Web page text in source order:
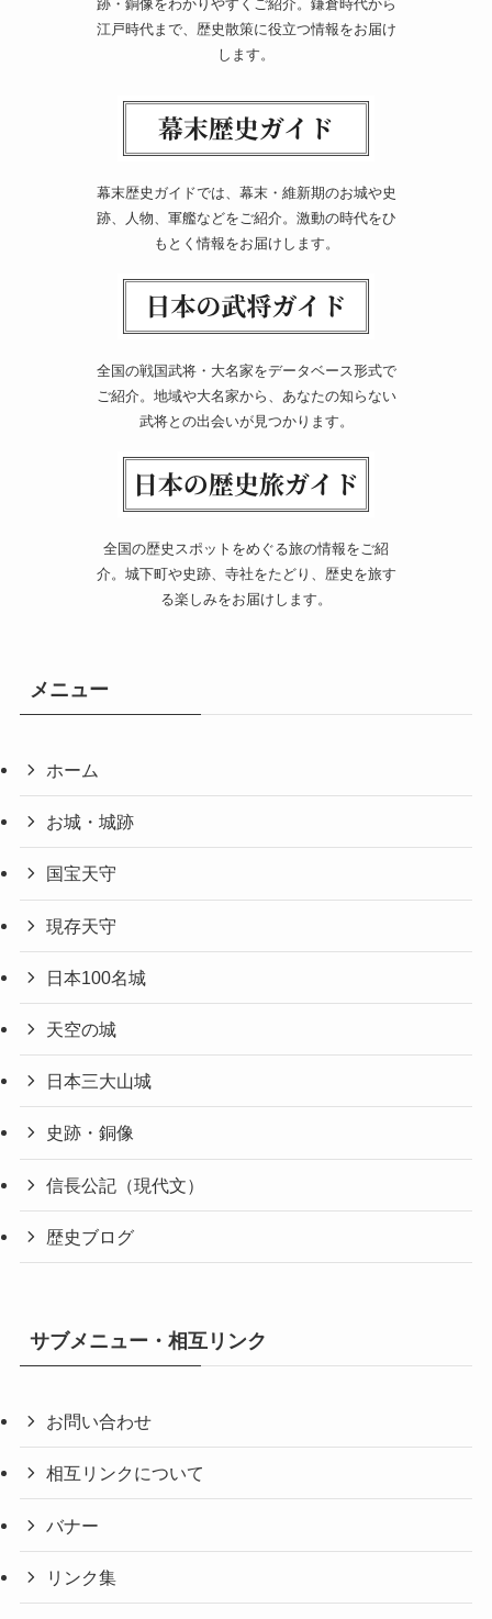
跡・銅像をわかりやすくご紹介。鎌倉時代から
江戸時代まで、歴史散策に役立つ情報をお届け
します。
幕末歴史ガイドでは、幕末・維新期のお城や史
跡、人物、軍艦などをご紹介。激動の時代をひ
もとく情報をお届けします。
全国の戦国武将・大名家をデータベース形式で
ご紹介。地域や大名家から、あなたの知らない
武将との出会いが見つかります。
全国の歴史スポットをめぐる旅の情報をご紹
介。城下町や史跡、寺社をたどり、歴史を旅す
る楽しみをお届けします。
メニュー
ホーム
お城・城跡
国宝天守
現存天守
日本100名城
天空の城
日本三大山城
史跡・銅像
信長公記（現代文）
歴史ブログ
サブメニュー・相互リンク
お問い合わせ
相互リンクについて
バナー
リンク集